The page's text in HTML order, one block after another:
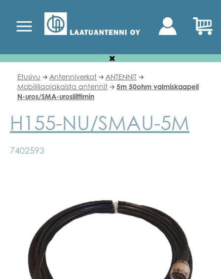
Etusivu 🡢 Antenniverkot 🡢 ANTENNIT 🡢
Mobiililaajakaista antennit 🡢 5m 50ohm valmiskaapeli
N-uros/SMA-urosliittimin
H155-NU/SMAU-5M
7402593